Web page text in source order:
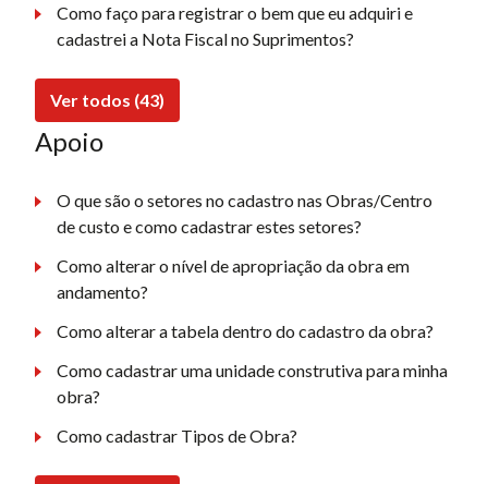
Como faço para registrar o bem que eu adquiri e
cadastrei a Nota Fiscal no Suprimentos?
Ver todos (43)
Apoio
O que são o setores no cadastro nas Obras/Centro
de custo e como cadastrar estes setores?
Como alterar o nível de apropriação da obra em
andamento?
Como alterar a tabela dentro do cadastro da obra?
Como cadastrar uma unidade construtiva para minha
obra?
Como cadastrar Tipos de Obra?